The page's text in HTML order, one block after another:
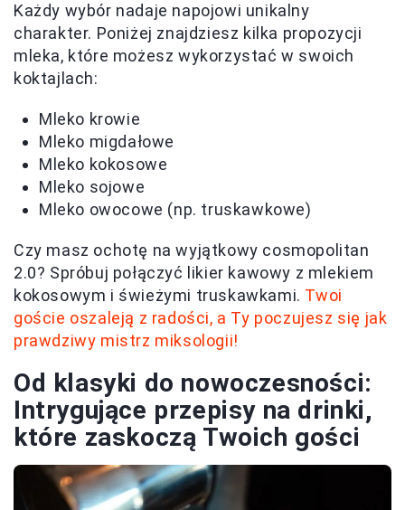
Każdy wybór nadaje napojowi unikalny
charakter. Poniżej znajdziesz kilka propozycji
mleka, które możesz wykorzystać w swoich
koktajlach:
Mleko krowie
Mleko migdałowe
Mleko kokosowe
Mleko sojowe
Mleko owocowe (np. truskawkowe)
Czy masz ochotę na wyjątkowy cosmopolitan
2.0? Spróbuj połączyć likier kawowy z mlekiem
kokosowym i świeżymi truskawkami. Twoi
goście oszaleją z radości, a Ty poczujesz się jak
prawdziwy mistrz miksologii!
Od klasyki do nowoczesności:
Intrygujące przepisy na drinki,
które zaskoczą Twoich gości